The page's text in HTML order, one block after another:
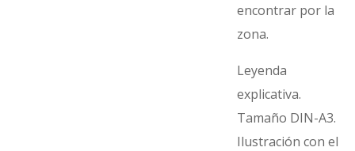
encontrar por la
zona.
Leyenda
explicativa.
Tamaño DIN-A3.
Ilustración con el